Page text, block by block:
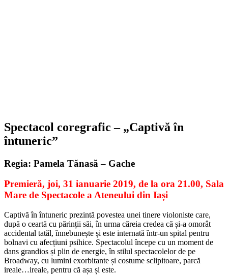
Spectacol coregrafic – „Captivă în
întuneric”
Regia: Pamela Tănasă – Gache
Premieră, joi, 31 ianuarie 2019, de la ora 21.00, Sala
Mare de Spectacole a Ateneului din Iași
Captivă în întuneric prezintă povestea unei tinere violoniste care,
după o ceartă cu părinții săi, în urma căreia credea că și-a omorât
accidental tatăl, înnebunește și este internată într-un spital pentru
bolnavi cu afecțiuni psihice. Spectacolul începe cu un moment de
dans grandios și plin de energie, în stilul spectacolelor de pe
Broadway, cu lumini exorbitante și costume sclipitoare, parcă
ireale…ireale, pentru că așa și este.